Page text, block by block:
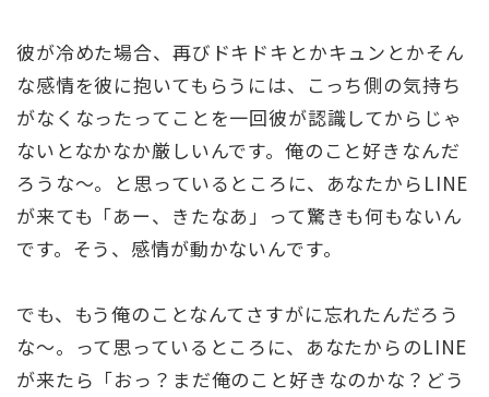
彼が冷めた場合、再びドキドキとかキュンとかそん
な感情を彼に抱いてもらうには、こっち側の気持ち
がなくなったってことを一回彼が認識してからじゃ
ないとなかなか厳しいんです。俺のこと好きなんだ
ろうな～。と思っているところに、あなたからLINE
が来ても「あー、きたなあ」って驚きも何もないん
です。そう、感情が動かないんです。
でも、もう俺のことなんてさすがに忘れたんだろう
な～。って思っているところに、あなたからのLINE
が来たら「おっ？まだ俺のこと好きなのかな？どう